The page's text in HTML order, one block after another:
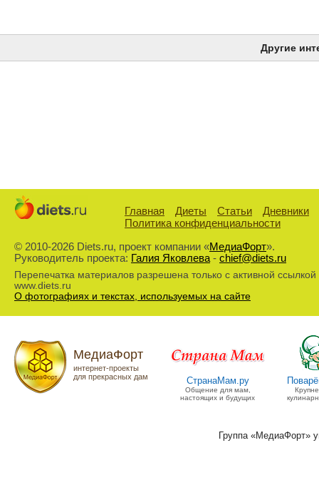
Другие
Главная Диеты Статьи
Дневники
Политика конфиденциальности
© 2010-2026 Diets.ru, проект компании «МедиаФорт».
Руководитель проекта: Галия Яковлева - chief@diets.ru
Перепечатка материалов разрешена только с активной ссылкой
www.diets.ru
О фотографиях и текстах, используемых на сайте
МедиаФорт
интернет-проекты
для прекрасных дам
СтранаМам.ру
Общение для мам,
настоящих и будущих
Группа «МедиаФорт»